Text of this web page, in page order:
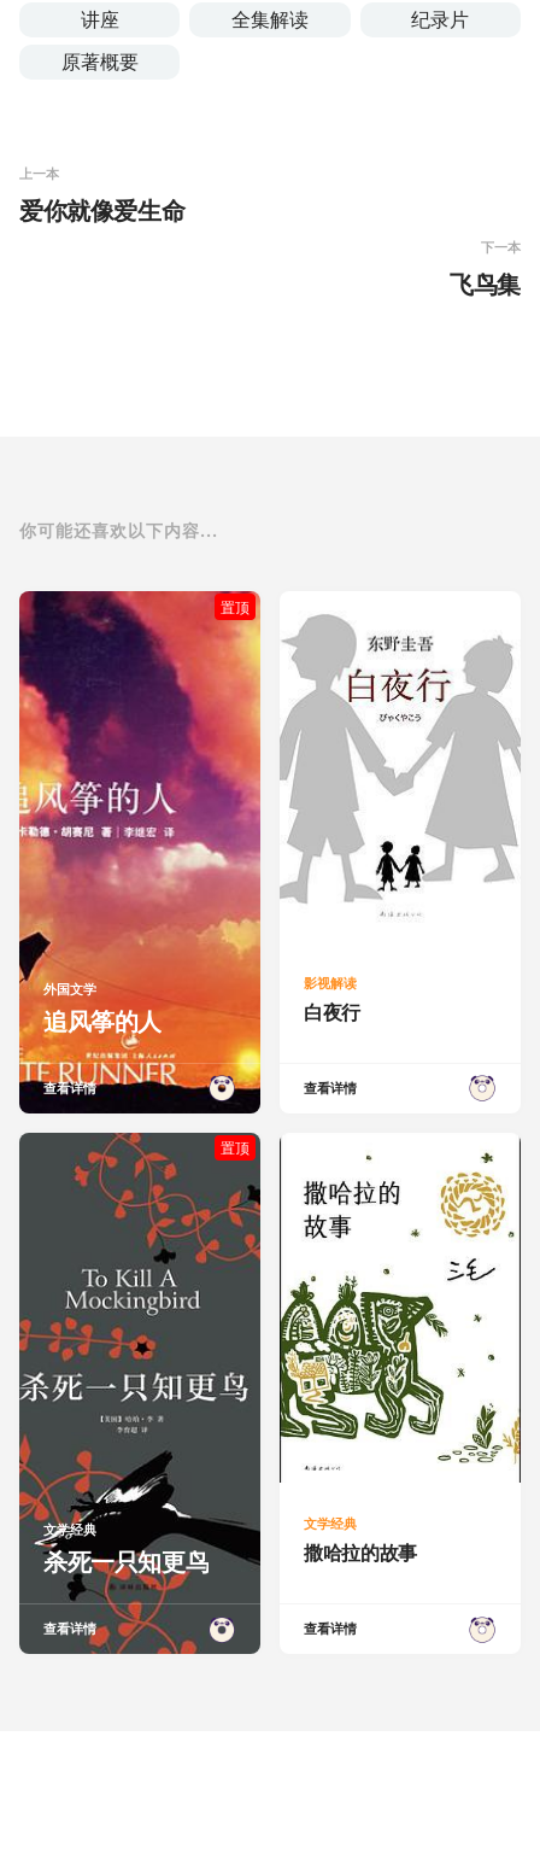
讲座 全集解读
纪录片
原著概要
上一本
爱你就像爱生命
下一本
飞鸟集
你可能还喜欢以下内容...
置顶
外国文学
追风筝的人
查看详情
影视解读
白夜行
查看详情
置顶
文学经典
杀死一只知更鸟
查看详情
文学经典
撒哈拉的故事
查看详情